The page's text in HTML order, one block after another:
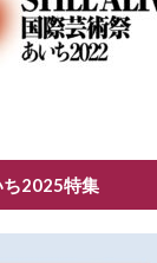
ち2025特集